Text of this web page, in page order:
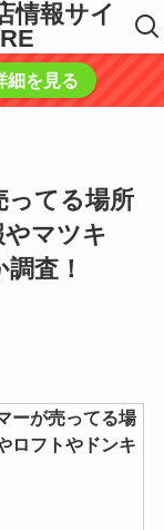
情報サイ
細を見る
ってる場所
マツキ
査！
ーが売ってる場
ロフトやドンキ